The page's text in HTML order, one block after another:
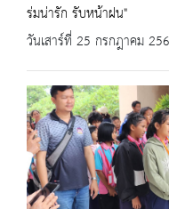
ร่มน่ารัก รับหน้าฝน"
วันเสาร์ที่ 25 กรกฎาคม